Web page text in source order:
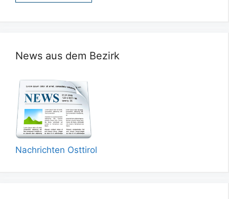
News aus dem Bezirk
Nachrichten Osttirol